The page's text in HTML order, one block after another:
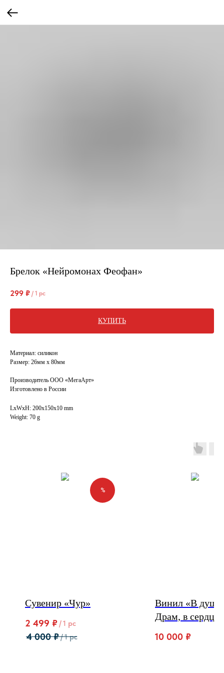
Брелок «Нейромонах Феофан»
299 ₽ / 1 pc
КУПИТЬ
Материал: силикон
Размер: 26мм х 80мм
Производитель ООО «МегаАрт»
Изготовлено в России
LxWxH: 200x150x10 mm
Weight: 70 g
%
Сувенир «Чур»‎
2 499 ₽ /1 pc
4 000 ₽/1 pc
Винил «В душе
Драм, в сердце
автографом
10 000 ₽